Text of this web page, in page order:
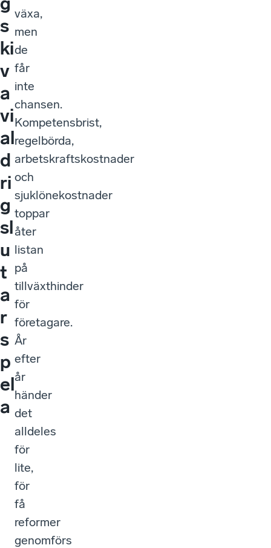
s
ki
v
a
vi
al
d
ri
g
sl
u
t
a
r
s
p
el
a
växa,
men
de
får
inte
chansen.
Kompetensbrist,
regelbörda,
arbetskraftskostnader
och
sjuklönekostnader
toppar
åter
listan
på
tillväxthinder
för
företagare.
År
efter
år
händer
det
alldeles
för
lite,
för
få
reformer
genomförs